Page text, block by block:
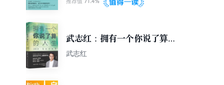
推荐值 71.4%
武志红：拥有一个你说了算的
人生·活出自我篇
武志红